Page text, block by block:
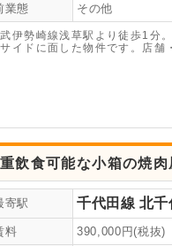
業態 その他
伊勢崎線浅草駅より徒歩1分
イドに面した物件です。店舗
飲食可能な小箱の焼肉
寄駅 千代田線 北千
料 390,000円(税抜)